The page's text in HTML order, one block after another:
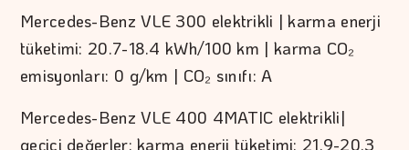
Mercedes-Benz VLE 300 elektrikli | karma enerji
tüketimi: 20.7-18.4 kWh/100 km | karma CO₂
emisyonları: 0 g/km | CO₂ sınıfı: A
Mercedes-Benz VLE 400 4MATIC elektrikli|
geçici değerler: karma enerji tüketimi: 21.9-20.3